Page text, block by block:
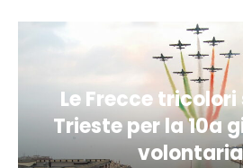
Le Frecce
Trieste per la 10a